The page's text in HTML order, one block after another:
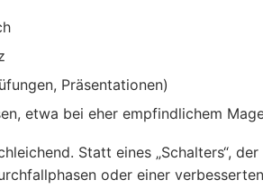
Präsentationen)
etwa bei eher empfindlichem
Statt eines „Schalters“,
oder einer